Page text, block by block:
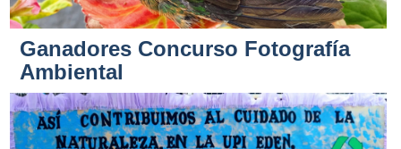
Ganadores Concurso Fotografía
Ambiental